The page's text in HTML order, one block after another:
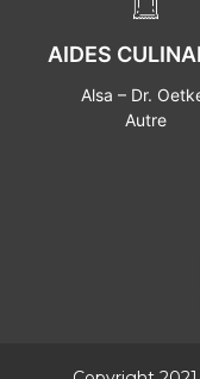
AIDES
Alsa – Dr.
Autre